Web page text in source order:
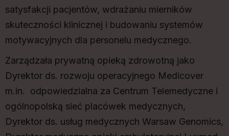
satysfakcji pacjentów, wdrażaniu mierników
skuteczności klinicznej i budowaniu systemów
motywacyjnych dla personelu medycznego.
Zarządzała prywatną opieką zdrowotną jako
Dyrektor ds. rozwoju operacyjnego Medicover
m.in. odpowiedzialna za Centrum Telemedyczne i
ogólnopolską sieć placówek medycznych,
Dyrektor ds. usług medycznych Warsaw Genomics,